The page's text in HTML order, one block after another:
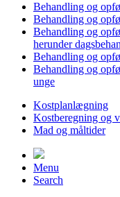
Behandling og
Behandling og
Behandling og
herunder
Behandling og
Behandling og
unge
Kostplanlægning
Kostberegning og
Mad og måltider
Menu
Search